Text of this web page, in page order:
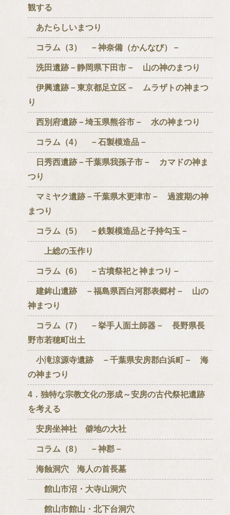
観する
あたらしいまつり
コラム（3） －神奈備（かんなび）－
洗田遺跡－静岡県下田市－ 山の神のまつり
伊興遺跡－東京都足立区－ ムラザトの神まつ
り
西別府遺跡－埼玉県熊谷市－ 水の神まつり
コラム（4） －石製模造品－
日秀西遺跡－千葉県我孫子市－ カマドの神ま
つり
マミヤク遺跡－千葉県木更津市－ 過渡期の神
まつり
コラム（5） －鉄製模造品と子持勾玉－
上総の玉作り
コラム（6） －古墳祭祀と神まつり－
建鉾山遺跡 －福島県西白河郡表郷村－ 山の
神まつり
コラム（7） －挙手人面土師器－ 長野県長
野市若穂町出土
小滝涼源寺遺跡 －千葉県安房郡白浜町－ 海
の神まつり
4．独特な宗教文化の形成～安房の古代祭祀遺跡
を考える
安房坐神社 僻地の大社
コラム（8） －神郡－
海蝕洞穴 海人の首長墓
館山市沼・大寺山洞穴
館山市館山・北下台洞穴